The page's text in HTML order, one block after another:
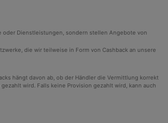
oder Dienstleistungen, sondern stellen Angebote von
die wir teilweise in Form von Cashback an unsere
hängt davon ab, ob der Händler die Vermittlung korrekt
wird. Falls keine Provision gezahlt wird, kann auch